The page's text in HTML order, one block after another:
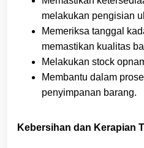
melakukan pengisian
Memeriksa tanggal
memastikan kualitas
Melakukan stock
Membantu dalam
penyimpanan barang.
Kebersihan dan Kerapian